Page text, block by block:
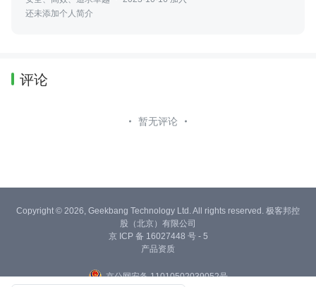
还未添加个人简介
评论
暂无评论
Copyright © 2026, Geekbang Technology Ltd. All rights reserved. 极客邦控
股（北京）有限公司
京 ICP 备 16027448 号 - 5
产品资质
京公网安备 11010502039052号